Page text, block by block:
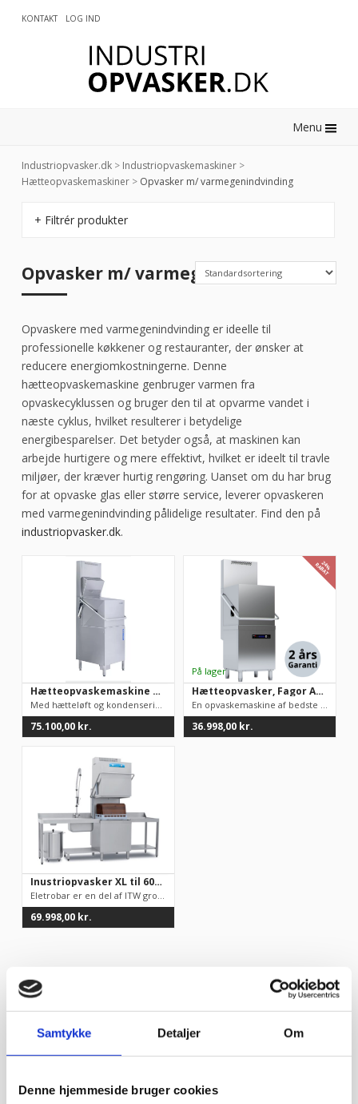
Samtykke Detaljer Om
Denne hjemmeside bruger cookies
KONTAKT LOG IND
Menu
Industriopvasker.dk > Industriopvaskemaskiner >
Hætteopvaskemaskiner >Opvasker m/ varmegenindvinding
+ Filtrér produkter
Opvasker m/ varmegenindvinding
Opvaskere med varmegenindvinding er ideelle til
professionelle køkkener og restauranter, der ønsker at
reducere energiomkostningerne. Denne
hætteopvaskemaskine genbruger varmen fra
opvaskecyklussen og bruger den til at opvarme vandet i
næste cyklus, hvilket resulterer i betydelige
energibesparelser. Det betyder også, at maskinen kan
arbejde hurtigere og mere effektivt, hvilket er ideelt til travle
miljøer, der kræver hurtig rengøring. Uanset om du har brug
for at opvaske glas eller større service, leverer opvaskeren
med varmegenindvinding pålidelige resultater. Find den på
industriopvasker.dk.
Hætteopvaskemaskine Wexiodisk WD6 med hætteløft og heat recovery/kondensering
Med hætteløft og kondenseringSpænding: 400VBredde: 600mmDybde:...
75.100,00 kr.
24%
RABAT
Hætteopvasker, Fagor AD-125-HRS, hætteopvask m/ varmegenindvinding
En opvaskemaskine af bedste kvalitet. Efter vores mening fuldt...
36.998,00 kr.
Inustriopvasker XL til 60×40 bakker, Electtrobar Mistral 94x NRG m/ varmegenindvinding
Eletrobar er en del af ITW group og står bag en lang række spæ...
69.998,00 kr.
Opvasker m/ varmegenindvinding
Opvaskere med varmegenindvinding er ideelle for
køkkenoperationer, hvor effektivitet og energibesparelse er